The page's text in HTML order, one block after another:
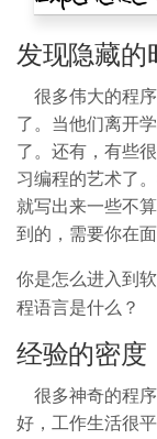
发现隐藏的
很多伟大的程
了。当他们离开
了。还有，有些
习编程的艺术了
就写出来一些不
到的，需要你在
你是怎么进入到
程语言是什么？
经验的密度
很多神奇的程
好，工作生活很